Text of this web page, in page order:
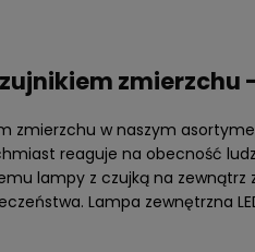
Cena regularna:80,00 zł
DO KOSZYKA
zmierzchu w naszym
reaguje na obecność
lampy z czujką na
Lampa zewnętrzna